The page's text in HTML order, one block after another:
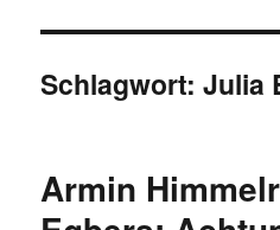
Schlagwort:Julia
Armin